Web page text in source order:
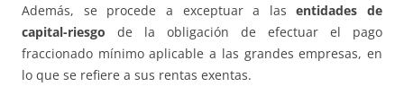
Además, se procede a exceptuar a lasentidades de
capital-riesgo de la obligación de efectuar el pago
fraccionado mínimo aplicable a las grandes empresas, en
lo que se refiere a sus rentas exentas.